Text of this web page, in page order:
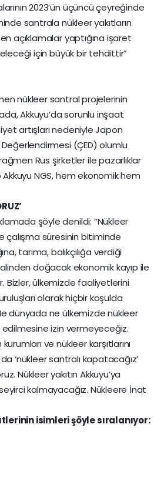
2023’ün üçüncü çeyreğinde
santrala nükleer yakıtların
açıklamalar yaptığına işaret
için büyük bir tehdittir”
nükleer santral projelerinin
Akkuyu’da sorunlu inşaat
artışları nedeniyle Japon
(ÇED) olumlu
Rus şirketler ile pazarlıklar
Akkuyu NGS, hem ekonomik hem
şöyle denildi: “Nükleer
çalışma süresinin bitiminde
tarıma, balıkçılığa verdiği
doğacak ekonomik kayıp ile
Bizler, ülkemizde faaliyetlerini
olarak hiçbir koşulda
dünyada ne ülkemizde nükleer
izin vermeyeceğiz.
ve nükleer karşıtlarını
‘nükleer santralı kapatacağız’
Nükleer yakıtın Akkuyu’ya
kalmayacağız. Nükleere İnat
isimleri şöyle sıralanıyor: